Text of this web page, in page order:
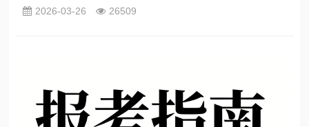
2026-03-26 26509